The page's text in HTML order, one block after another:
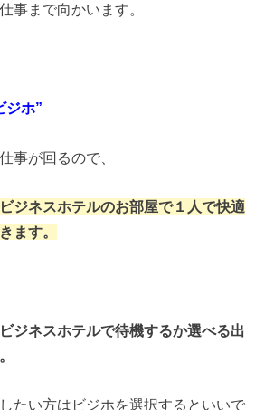
事まで向かいます。
ホ”
事が回るので、
ビジネスホテルのお部屋で１人で快適
ます。
ジネスホテルで待機するか選べる出
たい方はビジホを選択するといいで